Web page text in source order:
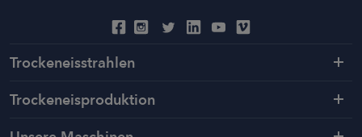
Trockeneisstrahlen
Trockeneisproduktion